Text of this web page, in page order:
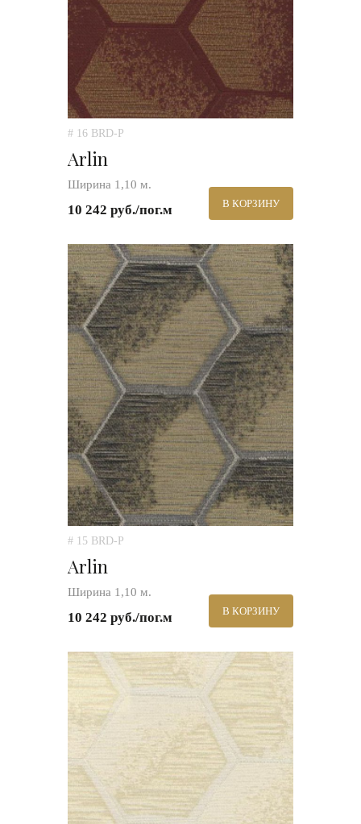
# 16 BRD-P
Arlin
Ширина 1,10 м.
10 242 руб./пог.м В КОРЗИНУ
# 15 BRD-P
Arlin
Ширина 1,10 м.
10 242 руб./пог.м В КОРЗИНУ